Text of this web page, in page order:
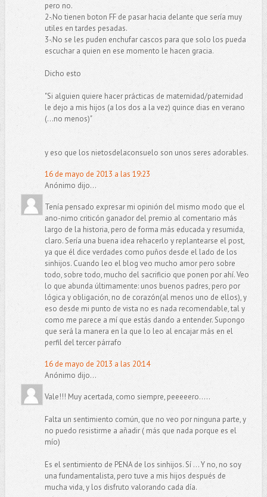
pero no.
2-.No tienen boton FF de pasar hacia delante que sería muy
utiles en tardes pesadas.
3-.No se les puden enchufar cascos para que solo los pueda
escuchar a quien en ese momento le hacen gracia.
Dicho esto
"Si alguien quiere hacer prácticas de maternidad/paternidad
le dejo a mis hijos (a los dos a la vez) quince dias en verano
(...no menos)"
y eso que los nietosdelaconsuelo son unos seres adorables.
16 de mayo de 2013 a las 19:23
Anónimo dijo...
Tenía pensado expresar mi opinión del mismo modo que el
ano-nimo criticón ganador del premio al comentario más
largo de la historia, pero de forma más educada y resumida,
claro. Sería una buena idea rehacerlo y replantearse el post,
ya que él dice verdades como puños desde el lado de los
sinhijos. Cuando leo el blog veo mucho amor pero sobre
todo, sobre todo, mucho del sacrificio que ponen por ahí. Veo
lo que abunda últimamente: unos buenos padres, pero por
lógica y obligación, no de corazón(al menos uno de ellos), y
eso desde mi punto de vista no es nada recomendable, tal y
como me parece a mí que estás dando a entender. Supongo
que será la manera en la que lo leo al encajar más en el
perfil del tercer párrafo
16 de mayo de 2013 a las 20:14
Anónimo dijo...
Vale!!! Muy acertada, como siempre, peeeeero.....
Falta un sentimiento común, que no veo por ninguna parte, y
no puedo resistirme a añadir ( más que nada porque es el
mío)
Es el sentimiento de PENA de los sinhijos. Sí ... Y no, no soy
una fundamentalista, pero tuve a mis hijos después de
mucha vida, y los disfruto valorando cada día.